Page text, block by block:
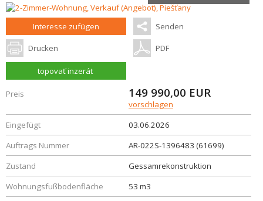
Interesse zufügen Senden
Drucken PDF
topovať inzerát
Preis 149 990,00 EUR
vorschlagen
Eingefügt
03.06.2026
Auftrags Nummer
AR-022S-1396483 (61699)
Zustand
Gessamrekonstruktion
Wohnungsfußbodenfläche
53 m3